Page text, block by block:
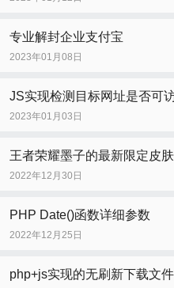
专业解封企业支付宝
2023年01月08日
JS实现检测目标网址是否可
2023年01月03日
王者荣耀墨子的最新限定皮
2022年12月30日
PHP Date()函数详细参数
2022年12月25日
php+js实现的无刷新下载文